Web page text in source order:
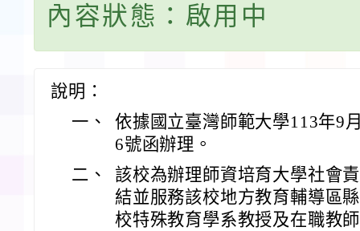
內容狀態：啟用中
說明：
一、
依據國立臺灣師範大學113年9
6號函辦理。
二、
該校為辦理師資培育大學社會
結並服務該校地方教育輔導區
校特殊教育學系教授及在職教